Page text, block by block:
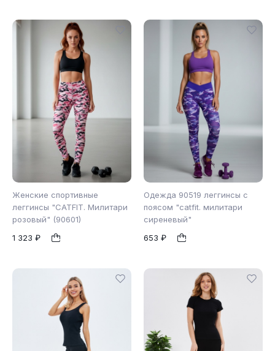
Женские спортивные
леггинсы "CATFIT. Милитари
розовый" (90601)
1 323 ₽
1
Одежда 90519 леггинсы с
поясом "catfit. милитари
сиреневый"
653 ₽
1